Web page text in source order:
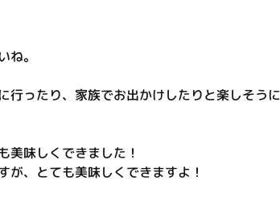
。
ったり、家族でお出かけしたりと楽しそうに
美味しくできました！
、とても美味しくできますよ！